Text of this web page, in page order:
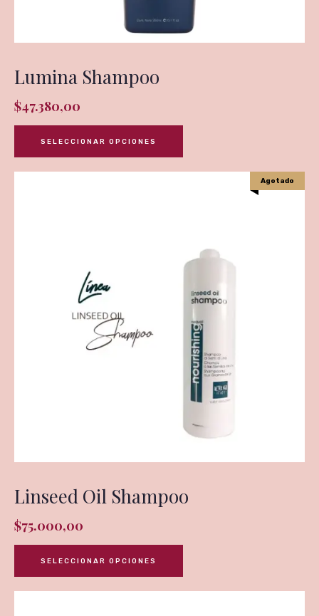
Lumina Shampoo
$47.380,00
SELECCIONAR OPCIONES
Agotado
Linseed Oil Shampoo
$75.000,00
SELECCIONAR OPCIONES